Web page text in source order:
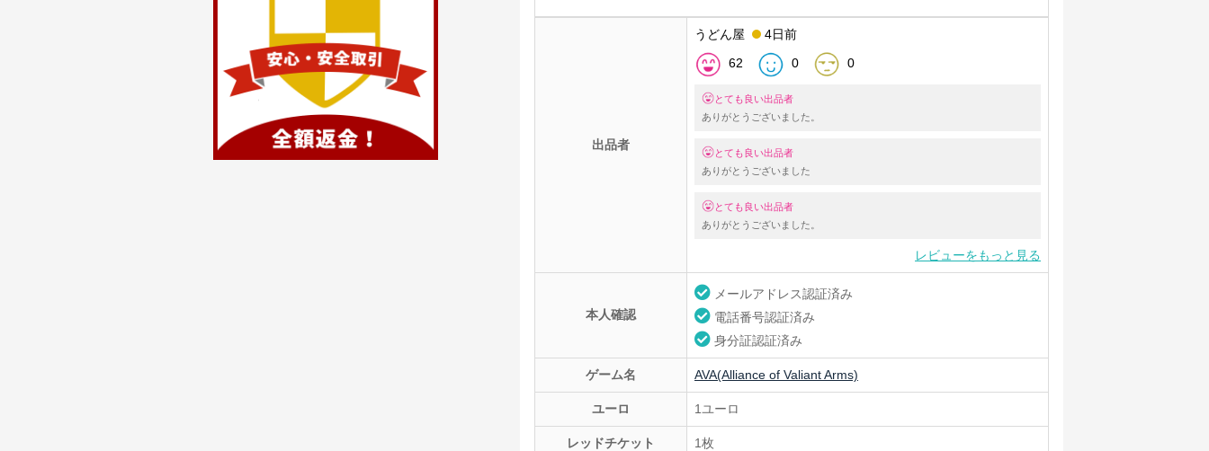
出品者
うどん屋 4日前
62 0 0
とても良い出品者
ありがとうございました。
とても良い出品者
ありがとうございました
とても良い出品者
ありがとうございました。
レビューをもっと見る
本人確認
メールアドレス認証済み
電話番号認証済み
身分証認証済み
ゲーム名 AVA(Alliance of Valiant Arms)
ユーロ 1ユーロ
レッドチケット 1枚